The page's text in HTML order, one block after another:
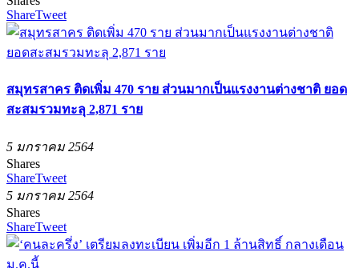
ShareTweet
สมุทรสาคร ติดเพิ่ม 470 ราย ส่วนมากเป็นแรงงานต่างชาติ ยอด
สะสมรวมทะลุ 2,871 ราย
5 มกราคม 2564
Shares
ShareTweet
5 มกราคม 2564
Shares
ShareTweet